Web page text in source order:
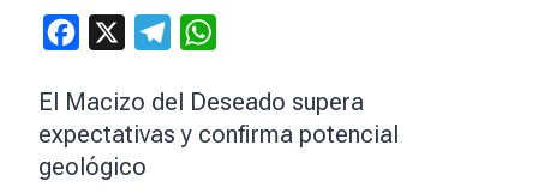
Facebook Telegram
El Macizo del Deseado supera
expectativas y confirma potencial
geológico